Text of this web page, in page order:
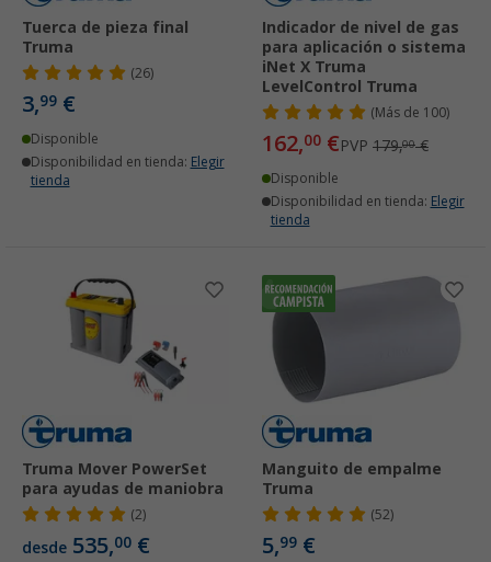
Tuerca de pieza final
Truma
(26)
3,99 €
Disponible
Disponibilidad en tienda: Elegir
tienda
Indicador de nivel de gas
para aplicación o sistema
iNet X Truma
LevelControl Truma
( Más de 100)
162,00 €PVP 179,00€
Disponible
Disponibilidad en tienda: Elegir
tienda
Truma Mover PowerSet
para ayudas de maniobra
(2)
desde 535,00 €
Manguito de empalme
Truma
(52)
5,99 €